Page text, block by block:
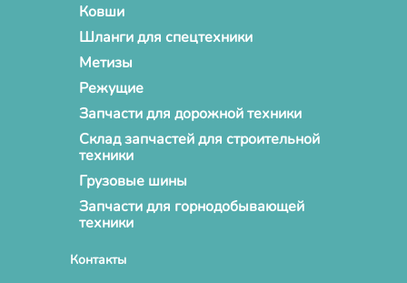
Ковши
Шланги для спецтехники
Метизы
Режущие
Запчасти для дорожной техники
Склад запчастей для строительной
техники
Грузовые шины
Запчасти для горнодобывающей
техники
Контакты